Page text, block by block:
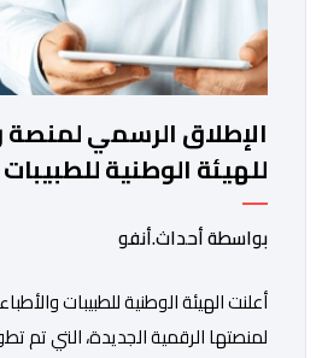
الإطلاق الرسمي
للهيئة الوطنية
بواسطة أحداث.أنفو
أعلنت الهيئة الوطنية للطبيبات
لمنصتها الرقمية الجديدة، التي تم